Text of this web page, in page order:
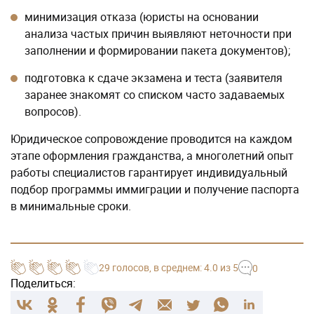
минимизация отказа (юристы на основании
анализа частых причин выявляют неточности при
заполнении и формировании пакета документов);
подготовка к сдаче экзамена и теста (заявителя
заранее знакомят со списком часто задаваемых
вопросов).
Юридическое сопровождение проводится на каждом
этапе оформления гражданства, а многолетний опыт
работы специалистов гарантирует индивидуальный
подбор программы иммиграции и получение паспорта
в минимальные сроки.
29 голосов, в среднем:4.0 из 5 0
Поделиться: